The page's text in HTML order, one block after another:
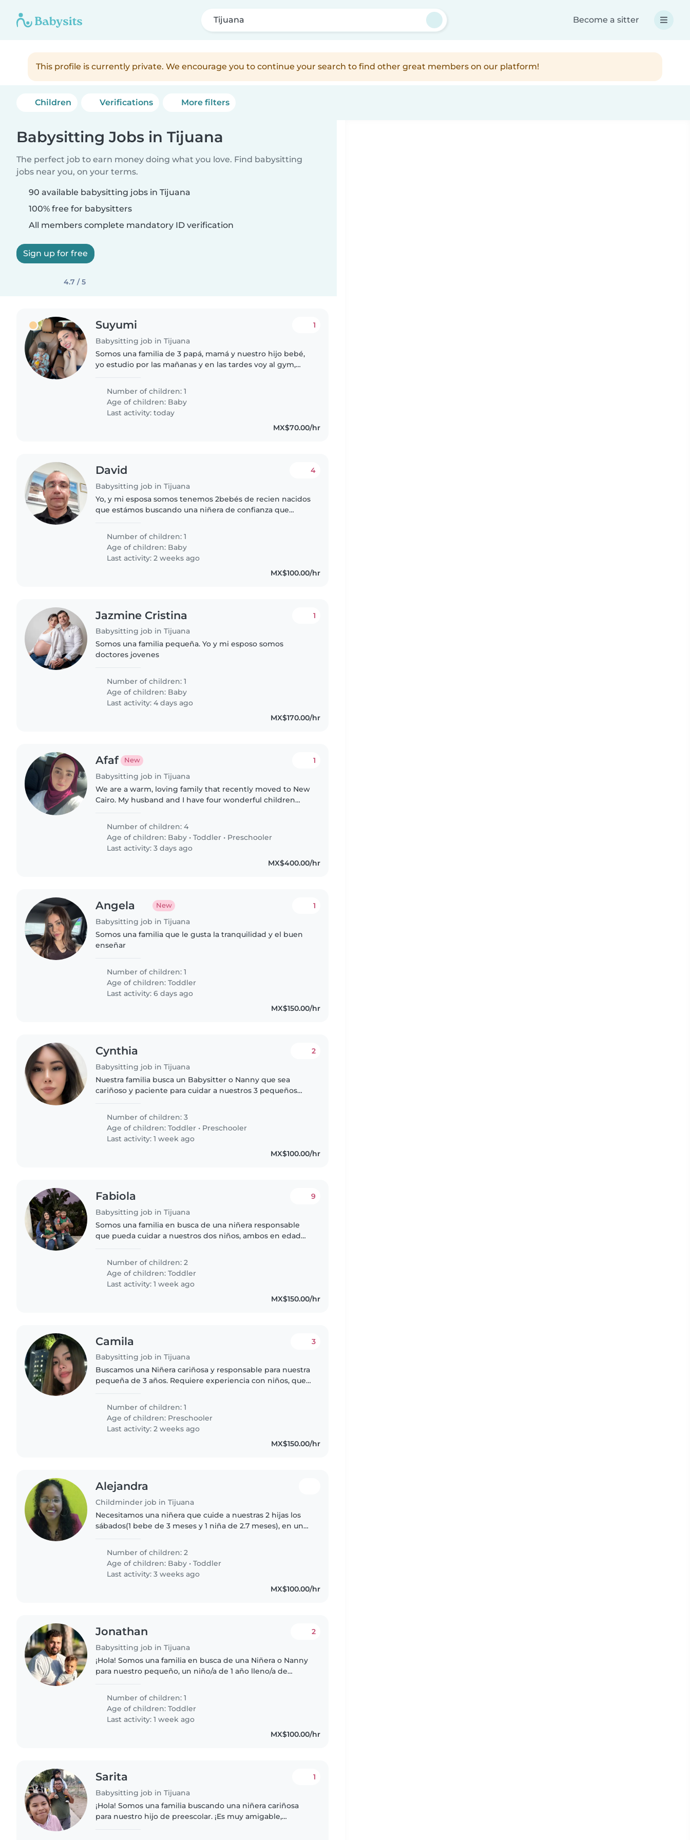
Tijuana Become a sitter
This profile is currently private. We encourage you to continue your search to find other great members on our platform!
Children Verifications More filters
Babysitting Jobs in Tijuana
The perfect job to earn money doing what you love. Find babysitting
jobs near you, on your terms.
90 available babysitting jobs in Tijuana
100% free for babysitters
All members complete mandatory ID verification
Sign up for free
4.7 / 5
Suyumi
Babysitting job in Tijuana
1
Somos una familia de 3 papá, mamá y nuestro hijo bebé,
yo estudio por las mañanas y en las tardes voy al gym,
apoyo, soy amable,..
Number of children: 1
Age of children: Baby
Last activity: today
MX$70.00/hr
David
Babysitting job in Tijuana
4
Yo, y mi esposa somos tenemos 2bebés de recien nacidos
que estámos buscando una niñera de confianza que
Number of children: 1
Age of children: Baby
Last activity: 2 weeks ago
MX$100.00/hr
Jazmine Cristina
Babysitting job in Tijuana
1
Somos una familia pequeña. Yo y mi esposo somos
doctores jovenes
Number of children: 1
Age of children: Baby
Last activity: 4 days ago
MX$170.00/hr
Afaf New
Babysitting job in Tijuana
1
We are a warm, loving family that recently moved to New
Cairo. My husband and I have four wonderful children
children are a 2-month-old..
Number of children: 4
Age of children: Baby •Toddler • Preschooler
Last activity: 3 days ago
MX$400.00/hr
Angela New
Babysitting job in Tijuana
1
Somos una familia que le gusta la tranquilidad y el buen
enseñar
Number of children: 1
Age of children:Toddler
Last activity: 6 days ago
MX$150.00/hr
Cynthia
Babysitting job in Tijuana
2
Nuestra familia busca un Babysitter o Nanny que sea
cariñoso y paciente para cuidar a nuestros 3 pequeños
sienta cómodo con cocina..
Number of children: 3
Age of children:Toddler • Preschooler
Last activity: 1 week ago
MX$100.00/hr
Fabiola
Babysitting job in Tijuana
9
Somos una familia en busca de una niñera responsable
que pueda cuidar a nuestros dos niños, ambos en edad
Number of children: 2
Age of children:Toddler
Last activity: 1 week ago
MX$150.00/hr
Camila
Babysitting job in Tijuana
3
Buscamos una Niñera cariñosa y responsable para nuestra
pequeña de 3 años. Requiere experiencia con niños, que
quien le gusten las..
Number of children: 1
Age of children: Preschooler
Last activity: 2 weeks ago
MX$150.00/hr
Alejandra
Childminder job in Tijuana
Necesitamos una niñera que cuide a nuestras 2 hijas los
sábados(1 bebe de 3 meses y 1 niña de 2.7 meses), en un
de lo posible...
Number of children: 2
Age of children: Baby •Toddler
Last activity: 3 weeks ago
MX$100.00/hr
Jonathan
Babysitting job in Tijuana
2
¡Hola! Somos una familia en busca de una Niñera o Nanny
para nuestro pequeño, un niño/a de 1 año lleno/a de
cuidar a nuestro hijo/a..
Number of children: 1
Age of children:Toddler
Last activity: 1 week ago
MX$100.00/hr
Sarita
Babysitting job in Tijuana
1
¡Hola! Somos una familia buscando una niñera cariñosa
para nuestro hijo de preescolar. ¡Es muy amigable,